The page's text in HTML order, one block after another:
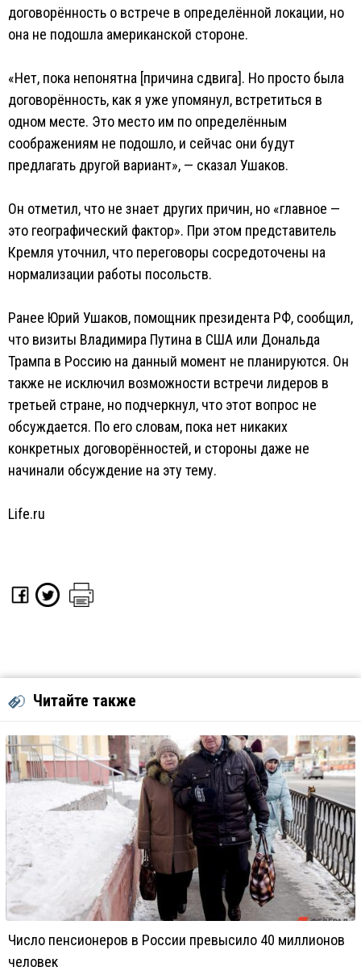
договорённость о встрече в определённой локации, но
она не подошла американской стороне.
«Нет, пока непонятна [причина сдвига]. Но просто была
договорённость, как я уже упомянул, встретиться в
одном месте. Это место им по определённым
соображениям не подошло, и сейчас они будут
предлагать другой вариант», — сказал Ушаков.
Он отметил, что не знает других причин, но «главное —
это географический фактор». При этом представитель
Кремля уточнил, что переговоры сосредоточены на
нормализации работы посольств.
Ранее Юрий Ушаков, помощник президента РФ, сообщил,
что визиты Владимира Путина в США или Дональда
Трампа в Россию на данный момент не планируются. Он
также не исключил возможности встречи лидеров в
третьей стране, но подчеркнул, что этот вопрос не
обсуждается. По его словам, пока нет никаких
конкретных договорённостей, и стороны даже не
начинали обсуждение на эту тему.
Life.ru
Читайте также
Число пенсионеров в России превысило 40 миллионов
человек